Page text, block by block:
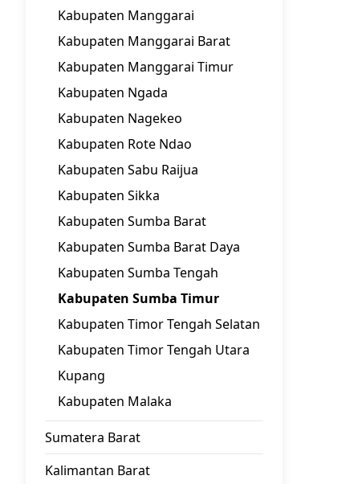
Kabupaten Manggarai
Kabupaten Manggarai Barat
Kabupaten Manggarai Timur
Kabupaten Ngada
Kabupaten Nagekeo
Kabupaten Rote Ndao
Kabupaten Sabu Raijua
Kabupaten Sikka
Kabupaten Sumba Barat
Kabupaten Sumba Barat Daya
Kabupaten Sumba Tengah
Kabupaten Sumba Timur
Kabupaten Timor Tengah Selatan
Kabupaten Timor Tengah Utara
Kupang
Kabupaten Malaka
Sumatera Barat
Kalimantan Barat